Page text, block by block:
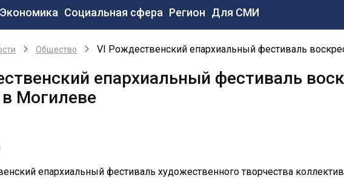
Экономика Социальная сфера Регион Для СМИ
Общество VI Рождественский епархиальный фестиваль
епархиальный фестиваль
Могилеве
епархиальный фестиваль художественного творчества